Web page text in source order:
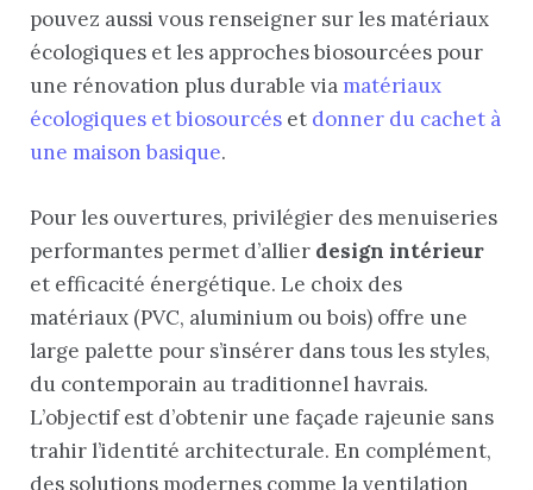
pouvez aussi vous renseigner sur les matériaux
écologiques et les approches biosourcées pour
une rénovation plus durable via matériaux
écologiques et biosourcés et donner du cachet à
une maison basique.
Pour les ouvertures, privilégier des menuiseries
performantes permet d’allier design intérieur
et efficacité énergétique. Le choix des
matériaux (PVC, aluminium ou bois) offre une
large palette pour s’insérer dans tous les styles,
du contemporain au traditionnel havrais.
L’objectif est d’obtenir une façade rajeunie sans
trahir l’identité architecturale. En complément,
des solutions modernes comme la ventilation